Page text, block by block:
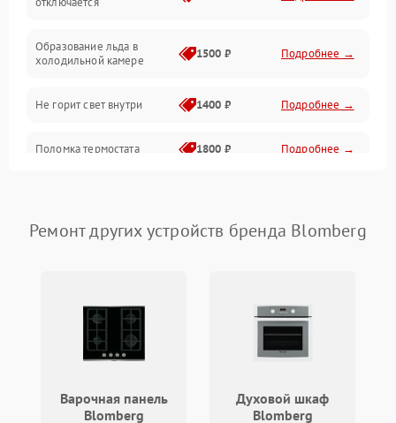
Образование льда в
холодильной камере
1500 ₽ Подробнее →
Не горит свет внутри 1400 ₽ Подробнее →
Поломка термостата 1800 ₽ Подробнее →
Поломка системы No Frost 2600 ₽ Подробнее →
Сбой в работе инвертора Подробнее →
работе
Подробнее →
Ремонт других устройств бренда Blomberg
Варочная панель
Blomberg
Духовой шкаф
Blomberg